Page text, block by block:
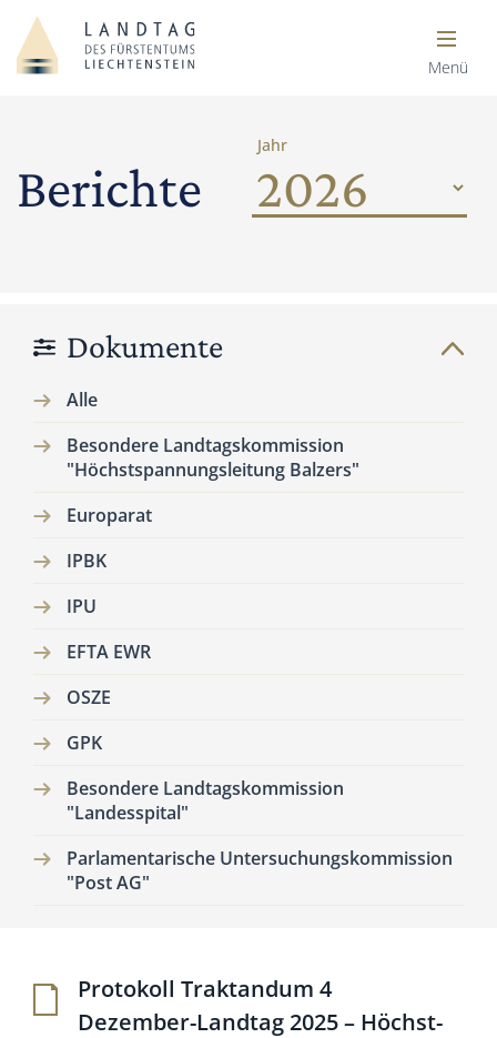
Menü
Berichte
Jahr
Dokumente
Alle
Besondere Landtagskommission
"Höchstspannungsleitung Balzers"
Europarat
IPBK
IPU
EFTA EWR
OSZE
GPK
Besondere Landtagskommission
"Landesspital"
Parlamentarische Untersuchungskommission
"Post AG"
Pro­to­koll Trak­tandum 4
Dezember-Landtag 2025 – Höchst­